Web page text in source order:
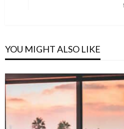
YOU MIGHT ALSO LIKE